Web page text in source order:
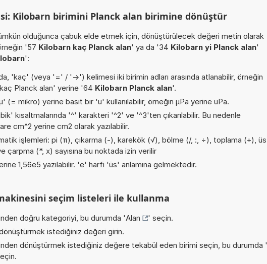
Kilobarn birimini Planck alan birimine dönüştür
olduğunca çabuk elde etmek için, dönüştürülecek değeri metin olarak
'57 Kilobarn kaç Planck alan' ya da '34 Kilobarn yi Planck alan'
':
'kaç' (veya '=' / '->') kelimesi iki birimin adları arasında atlanabilir, örneğin
Planck alan' yerine '64 Kilobarn Planck alan'.
(= mikro) yerine basit bir 'u' kullanılabilir, örneğin µPa yerine uPa.
kısaltmalarında '^' karakteri '^2' ve '^3'ten çıkarılabilir. Bu nedenle
cm^2 yerine cm2 olarak yazılabilir.
işlemleri: pi (π), çıkarma (-), karekök (√), bölme (/, :, ÷), toplama (+), üs
çarpma (*, x) sayısına bu noktada izin verilir
1,56e5 yazılabilir. 'e' harfi 'üs' anlamına gelmektedir.
seçim listeleri ile kullanma
doğru kategoriyi, bu durumda 'Alan
' seçin.
istediğiniz değeri girin.
dönüştürmek istediğiniz değere tekabül eden birimi seçin, bu durumda '